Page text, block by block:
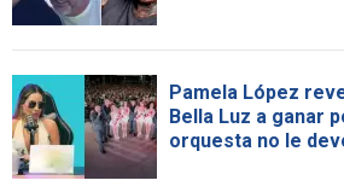
Pamela López
Bella Luz a ganar
orquesta no le